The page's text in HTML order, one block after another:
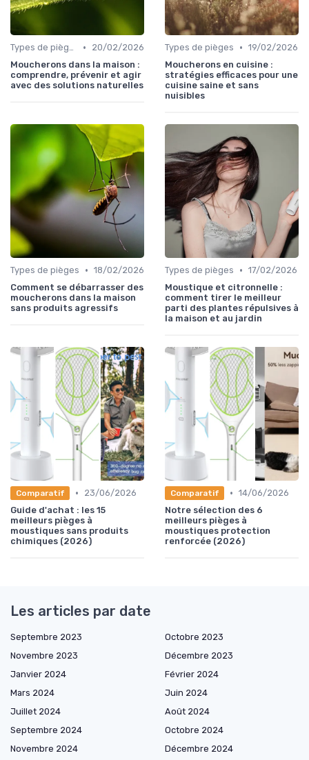
Types de pièges •
20/02/2026
Moucherons dans la maison :
comprendre, prévenir et agir
avec des solutions naturelles
Types de pièges • 19/02/2026
Moucherons en cuisine :
stratégies efficaces pour une
cuisine saine et sans
nuisibles
Types de pièges • 18/02/2026
Comment se débarrasser des
moucherons dans la maison
sans produits agressifs
Types de pièges • 17/02/2026
Moustique et citronnelle :
comment tirer le meilleur
parti des plantes répulsives à
la maison et au jardin
Comparatif •
23/06/2026
Guide d'achat : les 15
meilleurs pièges à
moustiques sans produits
chimiques (2026)
Comparatif • 14/06/2026
Notre sélection des 6
meilleurs pièges à
moustiques protection
renforcée (2026)
Les articles par date
Septembre 2023
Octobre 2023
Novembre 2023
Décembre 2023
Janvier 2024
Février 2024
Mars 2024
Juin 2024
Juillet 2024
Août 2024
Septembre 2024
Octobre 2024
Novembre 2024
Décembre 2024